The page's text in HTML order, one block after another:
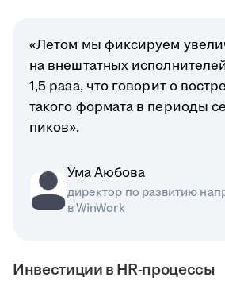
«Летом мы фиксируем
на внештатных
1,5 раза, что говорит о
такого формата в периоды
пиков».
Ума Аюбова
директор по развитию
в WinWork
Инвестиции в HR-процессы